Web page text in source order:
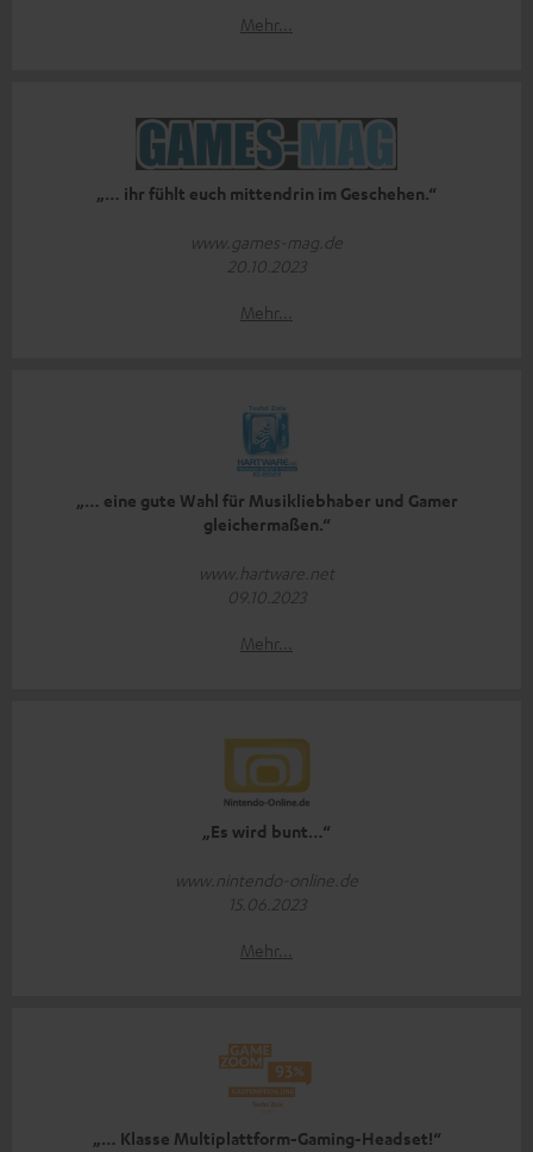
Mehr...
„… ihr fühlt euch mittendrin im Geschehen.“
www.games-mag.de
20.10.2023
Mehr...
„… eine gute Wahl für Musikliebhaber und Gamer
gleichermaßen.“
www.hartware.net
09.10.2023
Mehr...
„Es wird bunt…“
www.nintendo-online.de
15.06.2023
Mehr...
„… Klasse Multiplattform-Gaming-Headset!“